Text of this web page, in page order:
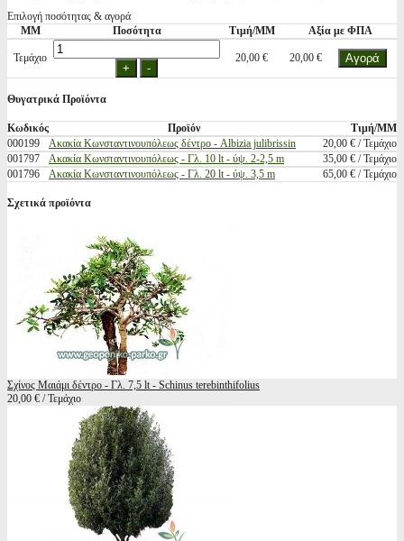
Επιλογή ποσότητας & αγορά
ΜΜ
Ποσότητα Τιμή/ΜΜ Αξία με ΦΠΑ
Τεμάχιο 20,00 € 20,00 €
Θυγατρικά Προϊόντα
Κωδικός Προϊόν
Τιμή/ΜΜ
000199
Ακακία Κωνσταντινουπόλεως δέντρο - Albizia julibrissin
20,00 € / Τεμάχιο
001797
Ακακία Κωνσταντινουπόλεως - Γλ. 10 lt - ύψ. 2-2,5 m
35,00 € / Τεμάχιο
001796
Ακακία Κωνσταντινουπόλεως - Γλ. 20 lt - ύψ. 3,5 m 65,00 € / Τεμάχιο
Σχετικά προϊόντα
Σχίνος Μαιάμι δέντρο - Γλ. 7,5 lt - Schinus terebinthifolius
20,00 € / Τεμάχιο